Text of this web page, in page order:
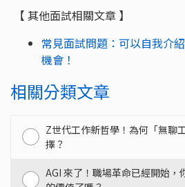
【 其他面試相關文章 】
常見面試問題：可以自我介
機會！
相關分類文章
Z世代工作新哲學！為何「無聊
擇？
AGI 來了！職場革命已經開始，